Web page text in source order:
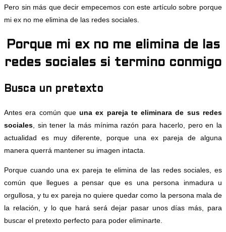
Pero sin más que decir empecemos con este artículo sobre porque
mi ex no me elimina de las redes sociales.
Porque mi ex no me elimina de las
redes sociales si termino conmigo
Busca un pretexto
Antes era común queuna ex pareja te eliminara de sus redes
sociales , sin tener la más mínima razón para hacerlo, pero en la
actualidad es muy diferente, porque una ex pareja de alguna
manera querrá mantener su imagen intacta.
Porque cuando una ex pareja te elimina de las redes sociales, es
común que llegues a pensar que es una persona inmadura u
orgullosa, y tu ex pareja no quiere quedar como la persona mala de
la relación, y lo que hará será dejar pasar unos días más, para
buscar el pretexto perfecto para poder eliminarte.